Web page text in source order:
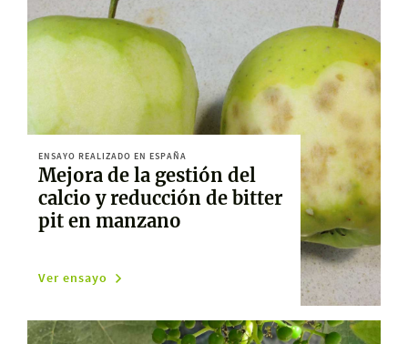
ENSAYO REALIZADO EN ESPAÑA
Mejora de la gestión del
calcio y reducción de bitter
pit en manzano
Ver ensayo